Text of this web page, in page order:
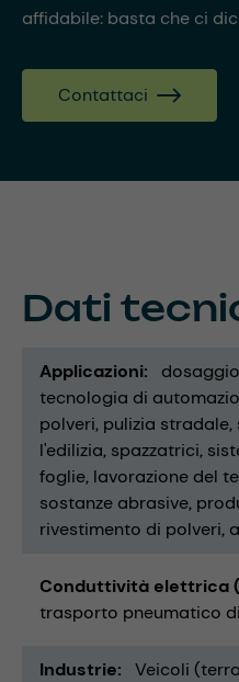
affidabile: basta che ci
Contattaci
Dati
Applicazioni dosaggio
tecnologia di
polveri pulizia stradale
l'edilizia spazzatrici
foglie lavorazione del
sostanze abrasive
rivestimento di polveri
Conduttività elettrica
trasporto pneumatico
Industrie Veicoli